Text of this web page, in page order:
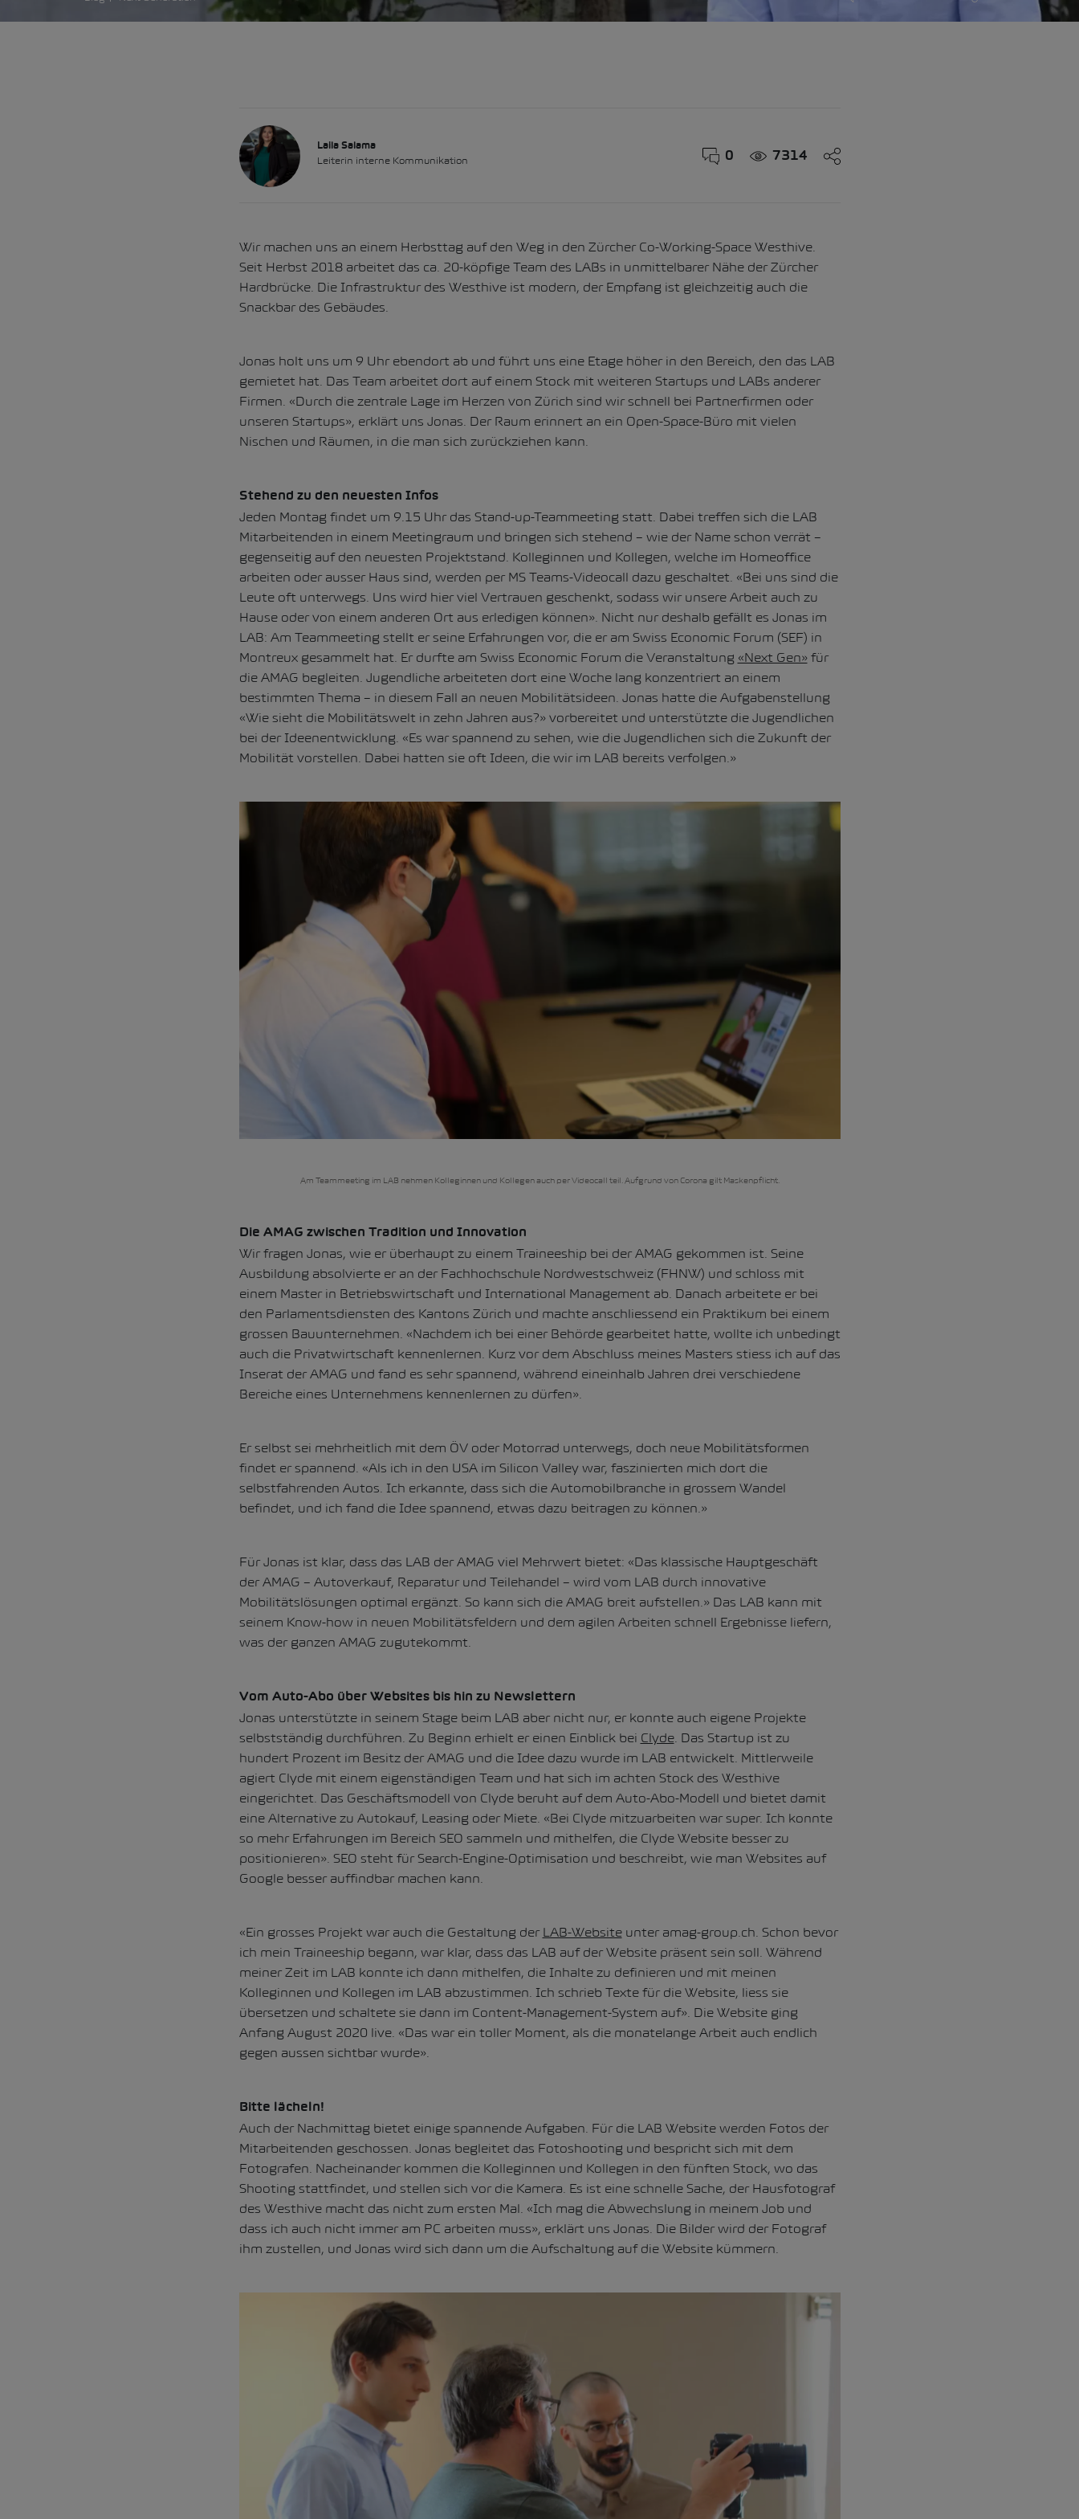
Laila Salama
Leiterin interne Kommunikation 0 7314
Wir machen uns an einem Herbsttag auf den Weg in den Zürcher Co-Working-Space Westhive.
Seit Herbst 2018 arbeitet das ca. 20-köpfige Team des LABs in unmittelbarer Nähe der Zürcher
Hardbrücke. Die Infrastruktur des Westhive ist modern, der Empfang ist gleichzeitig auch die
Snackbar des Gebäudes.
Jonas holt uns um 9 Uhr ebendort ab und führt uns eine Etage höher in den Bereich, den das LAB
gemietet hat. Das Team arbeitet dort auf einem Stock mit weiteren Startups und LABs anderer
Firmen. «Durch die zentrale Lage im Herzen von Zürich sind wir schnell bei Partnerfirmen oder
unseren Startups», erklärt uns Jonas. Der Raum erinnert an ein Open-Space-Büro mit vielen
Nischen und Räumen, in die man sich zurückziehen kann.
Stehend zu den neuesten Infos
Jeden Montag findet um 9.15 Uhr das Stand-up-Teammeeting statt. Dabei treffen sich die LAB
Mitarbeitenden in einem Meetingraum und bringen sich stehend – wie der Name schon verrät –
gegenseitig auf den neuesten Projektstand. Kolleginnen und Kollegen, welche im Homeoffice
arbeiten oder ausser Haus sind, werden per MS Teams-Videocall dazu geschaltet. «Bei uns sind die
Leute oft unterwegs. Uns wird hier viel Vertrauen geschenkt, sodass wir unsere Arbeit auch zu
Hause oder von einem anderen Ort aus erledigen können». Nicht nur deshalb gefällt es Jonas im
LAB: Am Teammeeting stellt er seine Erfahrungen vor, die er am Swiss Economic Forum (SEF) in
Montreux gesammelt hat. Er durfte am Swiss Economic Forum die Veranstaltung «Next Gen»für
die AMAG begleiten. Jugendliche arbeiteten dort eine Woche lang konzentriert an einem
bestimmten Thema – in diesem Fall an neuen Mobilitätsideen. Jonas hatte die Aufgabenstellung
«Wie sieht die Mobilitätswelt in zehn Jahren aus?» vorbereitet und unterstützte die Jugendlichen
bei der Ideenentwicklung. «Es war spannend zu sehen, wie die Jugendlichen sich die Zukunft der
Mobilität vorstellen. Dabei hatten sie oft Ideen, die wir im LAB bereits verfolgen.»
Am Teammeeting im LAB nehmen Kolleginnen und Kollegen auch per Videocall teil. Aufgrund von Corona gilt Maskenpflicht.
Die AMAG zwischen Tradition und Innovation
Wir fragen Jonas, wie er überhaupt zu einem Traineeship bei der AMAG gekommen ist. Seine
Ausbildung absolvierte er an der Fachhochschule Nordwestschweiz (FHNW) und schloss mit
einem Master in Betriebswirtschaft und International Management ab. Danach arbeitete er bei
den Parlamentsdiensten des Kantons Zürich und machte anschliessend ein Praktikum bei einem
grossen Bauunternehmen. «Nachdem ich bei einer Behörde gearbeitet hatte, wollte ich unbedingt
auch die Privatwirtschaft kennenlernen. Kurz vor dem Abschluss meines Masters stiess ich auf das
Inserat der AMAG und fand es sehr spannend, während eineinhalb Jahren drei verschiedene
Bereiche eines Unternehmens kennenlernen zu dürfen».
Er selbst sei mehrheitlich mit dem ÖV oder Motorrad unterwegs, doch neue Mobilitätsformen
findet er spannend. «Als ich in den USA im Silicon Valley war, faszinierten mich dort die
selbstfahrenden Autos. Ich erkannte, dass sich die Automobilbranche in grossem Wandel
befindet, und ich fand die Idee spannend, etwas dazu beitragen zu können.»
Für Jonas ist klar, dass das LAB der AMAG viel Mehrwert bietet: «Das klassische Hauptgeschäft
der AMAG – Autoverkauf, Reparatur und Teilehandel – wird vom LAB durch innovative
Mobilitätslösungen optimal ergänzt. So kann sich die AMAG breit aufstellen.» Das LAB kann mit
seinem Know-how in neuen Mobilitätsfeldern und dem agilen Arbeiten schnell Ergebnisse liefern,
was der ganzen AMAG zugutekommt.
Vom Auto-Abo über Websites bis hin zu Newslettern
Jonas unterstützte in seinem Stage beim LAB aber nicht nur, er konnte auch eigene Projekte
selbstständig durchführen. Zu Beginn erhielt er einen Einblick bei Clyde. Das Startup ist zu
hundert Prozent im Besitz der AMAG und die Idee dazu wurde im LAB entwickelt. Mittlerweile
agiert Clyde mit einem eigenständigen Team und hat sich im achten Stock des Westhive
eingerichtet. Das Geschäftsmodell von Clyde beruht auf dem Auto-Abo-Modell und bietet damit
eine Alternative zu Autokauf, Leasing oder Miete. «Bei Clyde mitzuarbeiten war super. Ich konnte
so mehr Erfahrungen im Bereich SEO sammeln und mithelfen, die Clyde Website besser zu
positionieren». SEO steht für Search-Engine-Optimisation und beschreibt, wie man Websites auf
Google besser auffindbar machen kann.
«Ein grosses Projekt war auch die Gestaltung der LAB-Websiteunter amag-group.ch. Schon bevor
ich mein Traineeship begann, war klar, dass das LAB auf der Website präsent sein soll. Während
meiner Zeit im LAB konnte ich dann mithelfen, die Inhalte zu definieren und mit meinen
Kolleginnen und Kollegen im LAB abzustimmen. Ich schrieb Texte für die Website, liess sie
übersetzen und schaltete sie dann im Content-Management-System auf». Die Website ging
Anfang August 2020 live. «Das war ein toller Moment, als die monatelange Arbeit auch endlich
gegen aussen sichtbar wurde».
Bitte lächeln!
Auch der Nachmittag bietet einige spannende Aufgaben. Für die LAB Website werden Fotos der
Mitarbeitenden geschossen. Jonas begleitet das Fotoshooting und bespricht sich mit dem
Fotografen. Nacheinander kommen die Kolleginnen und Kollegen in den fünften Stock, wo das
Shooting stattfindet, und stellen sich vor die Kamera. Es ist eine schnelle Sache, der Hausfotograf
des Westhive macht das nicht zum ersten Mal. «Ich mag die Abwechslung in meinem Job und
dass ich auch nicht immer am PC arbeiten muss», erklärt uns Jonas. Die Bilder wird der Fotograf
ihm zustellen, und Jonas wird sich dann um die Aufschaltung auf die Website kümmern.